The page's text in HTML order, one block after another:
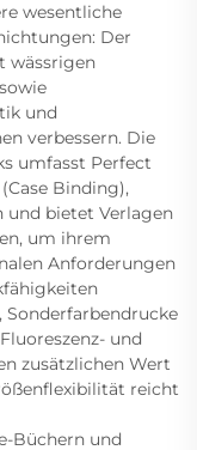
wesentliche
Der
wässrigen
und
verbessern. Die
umfasst Perfect
Binding),
und bietet Verlagen
um ihrem
Anforderungen
und
zusätzlichen Wert
reicht
Büchern und